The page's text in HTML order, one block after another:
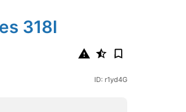
318I
ID: r1yd4G